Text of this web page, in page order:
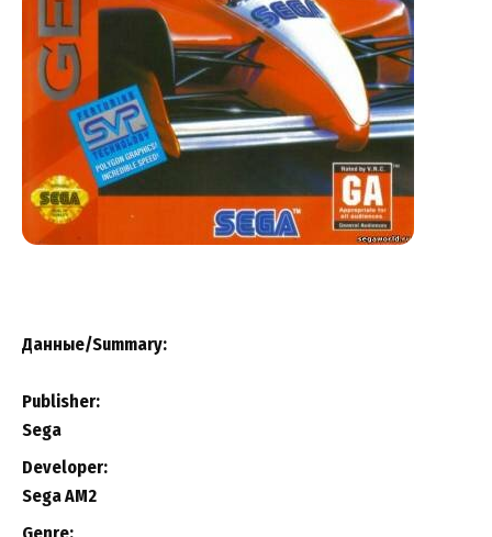
Данные/Summary:
Publisher:
Sega
Developer:
Sega AM2